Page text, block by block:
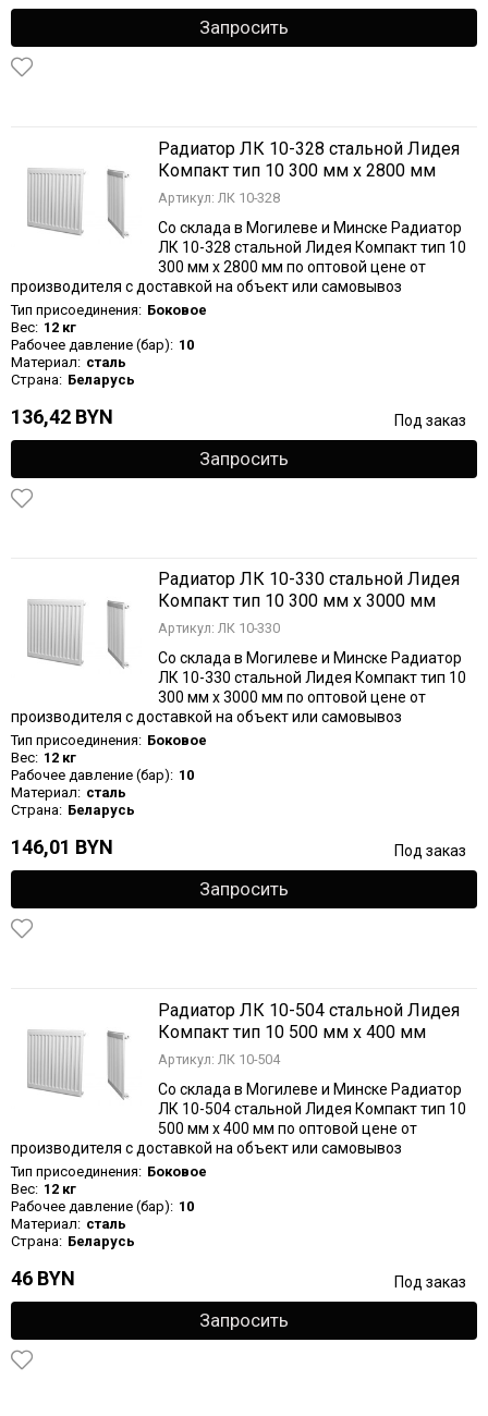
Запросить
Радиатор ЛК 10-328 стальной Лидея
Компакт тип 10 300 мм х 2800 мм
Артикул: ЛК 10-328
Со склада в Могилеве и Минске Радиатор
ЛК 10-328 стальной Лидея Компакт тип 10
300 мм х 2800 мм по оптовой цене от
производителя с доставкой на объект или самовывоз
Тип присоединения: Боковое
Вес: 12 кг
Рабочее давление (бар): 10
Материал: сталь
Страна: Беларусь
136,42 BYN Под заказ
Запросить
Радиатор ЛК 10-330 стальной Лидея
Компакт тип 10 300 мм х 3000 мм
Артикул: ЛК 10-330
Со склада в Могилеве и Минске Радиатор
ЛК 10-330 стальной Лидея Компакт тип 10
300 мм х 3000 мм по оптовой цене от
производителя с доставкой на объект или самовывоз
Тип присоединения: Боковое
Вес: 12 кг
Рабочее давление (бар): 10
Материал: сталь
Страна: Беларусь
146,01 BYN Под заказ
Запросить
Радиатор ЛК 10-504 стальной Лидея
Компакт тип 10 500 мм х 400 мм
Артикул: ЛК 10-504
Со склада в Могилеве и Минске Радиатор
ЛК 10-504 стальной Лидея Компакт тип 10
500 мм х 400 мм по оптовой цене от
производителя с доставкой на объект или самовывоз
Тип присоединения: Боковое
Вес: 12 кг
Рабочее давление (бар): 10
Материал: сталь
Страна: Беларусь
46 BYN Под заказ
Запросить